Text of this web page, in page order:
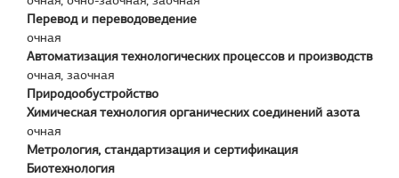
Перевод и переводоведение
очная
Автоматизация технологических процессов и производств
очная, заочная
Природообустройство
Химическая технология органических соединений азота
очная
Метрология, стандартизация и сертификация
Биотехнология